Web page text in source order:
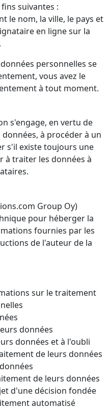
suivantes :
le nom, la ville, le pays et
en ligne sur la
personnelles se
vous avez le
à tout moment.
s'engage, en vertu de
à procéder à un
s'il existe toujours une
à traiter les données à
Group Oy)
pour héberger la
fournies par les
de l'auteur de la
sur le traitement
données
données et à l'oubli
de leurs données
de leurs données
d'une décision fondée
automatisé